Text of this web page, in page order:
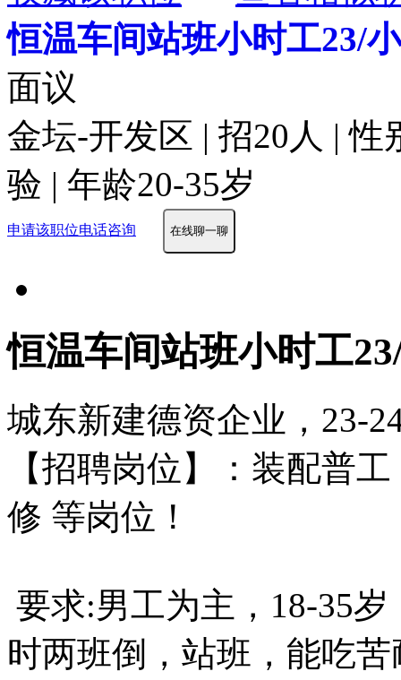
恒温车间站班小时工23/
面议
金坛-开发区 | 招20人 |
验 | 年龄20-35岁
申请该职位电话咨询 在线聊一聊
恒温车间站班小时工
城东新建德资企业，23-
【招聘岗位】：装配普
修 等岗位！
要求:男工为主，18-35
时两班倒，站班，能吃